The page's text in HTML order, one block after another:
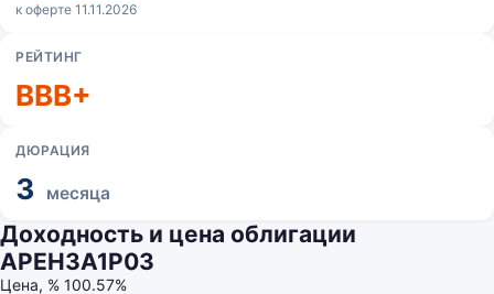
к оферте 11.11.2026
РЕЙТИНГ
BBB+
ДЮРАЦИЯ
3 месяца
Доходность и цена облигации
АРЕНЗА1Р03
Цена, % 100.57%